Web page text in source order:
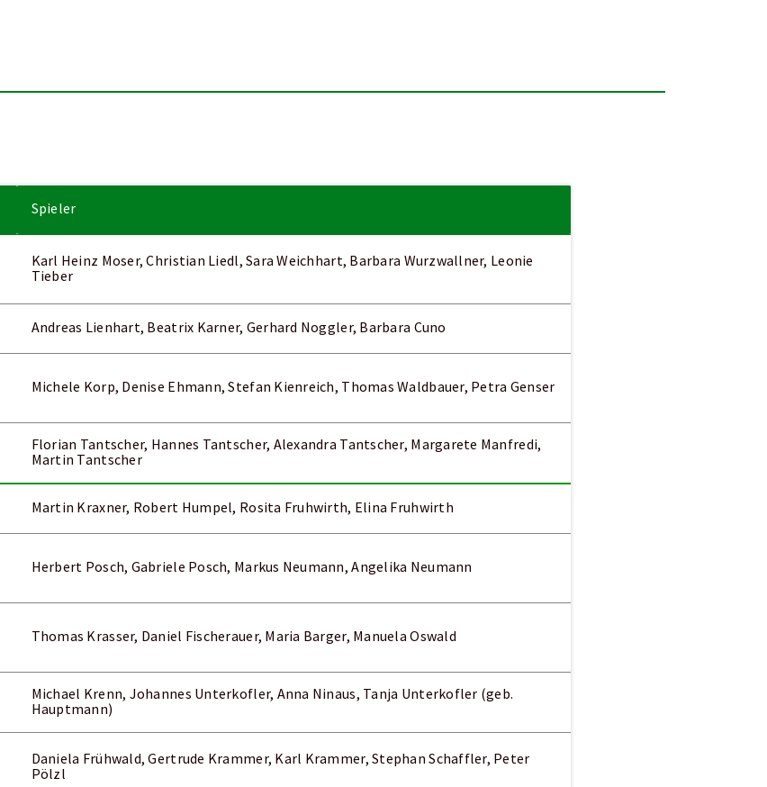
Spieler
Karl Heinz Moser, Christian Liedl, Sara Weichhart, Barbara Wurzwallner, Leonie
Tieber
Andreas Lienhart, Beatrix Karner, Gerhard Noggler, Barbara Cuno
Michele Korp, Denise Ehmann, Stefan Kienreich, Thomas Waldbauer, Petra Genser
Florian Tantscher, Hannes Tantscher, Alexandra Tantscher, Margarete Manfredi,
Martin Tantscher
Martin Kraxner, Robert Humpel, Rosita Fruhwirth, Elina Fruhwirth
Herbert Posch, Gabriele Posch, Markus Neumann, Angelika Neumann
Thomas Krasser, Daniel Fischerauer, Maria Barger, Manuela Oswald
Michael Krenn, Johannes Unterkofler, Anna Ninaus, Tanja Unterkofler (geb.
Hauptmann)
Daniela Frühwald, Gertrude Krammer, Karl Krammer, Stephan Schaffler, Peter
Pölzl